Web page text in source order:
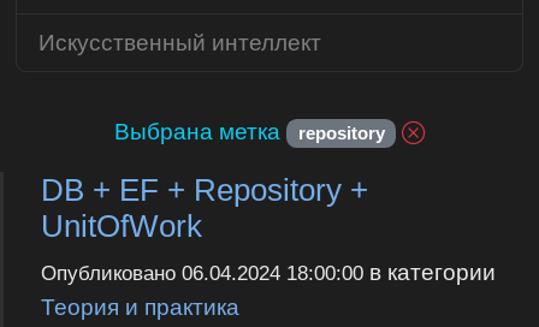
Выбрана метка repository
DB + EF + Repository +
UnitOfWork
Опубликовано 06.04.2024 18:00:00в категории
Теория и практика
Искусственный интеллект